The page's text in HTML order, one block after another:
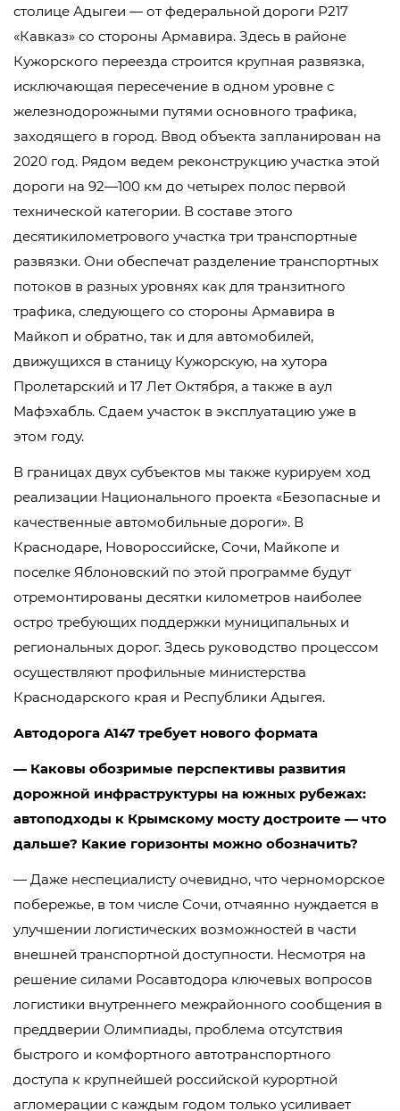
столице Адыгеи — от федеральной дороги Р217
«Кавказ» со стороны Армавира. Здесь в районе
Кужорского переезда строится крупная развязка,
исключающая пересечение в одном уровне с
железнодорожными путями основного трафика,
заходящего в город. Ввод объекта запланирован на
2020 год. Рядом ведем реконструкцию участка этой
дороги на 92—100 км до четырех полос первой
технической категории. В составе этого
десятикилометрового участка три транспортные
развязки. Они обеспечат разделение транспортных
потоков в разных уровнях как для транзитного
трафика, следующего со стороны Армавира в
Майкоп и обратно, так и для автомобилей,
движущихся в станицу Кужорскую, на хутора
Пролетарский и 17 Лет Октября, а также в аул
Мафэхабль. Сдаем участок в эксплуатацию уже в
этом году.
В границах двух субъектов мы также курируем ход
реализации Национального проекта «Безопасные и
качественные автомобильные дороги». В
Краснодаре, Новороссийске, Сочи, Майкопе и
поселке Яблоновский по этой программе будут
отремонтированы десятки километров наиболее
остро требующих поддержки муниципальных и
региональных дорог. Здесь руководство процессом
осуществляют профильные министерства
Краснодарского края и Республики Адыгея.
Автодорога А147 требует нового формата
— Каковы обозримые перспективы развития
дорожной инфраструктуры на южных рубежах:
автоподходы к Крымскому мосту достроите — что
дальше? Какие горизонты можно обозначить?
— Даже неспециалисту очевидно, что черноморское
побережье, в том числе Сочи, отчаянно нуждается в
улучшении логистических возможностей в части
внешней транспортной доступности. Несмотря на
решение силами Росавтодора ключевых вопросов
логистики внутреннего межрайонного сообщения в
преддверии Олимпиады, проблема отсутствия
быстрого и комфортного автотранспортного
доступа к крупнейшей российской курортной
агломерации с каждым годом только усиливает